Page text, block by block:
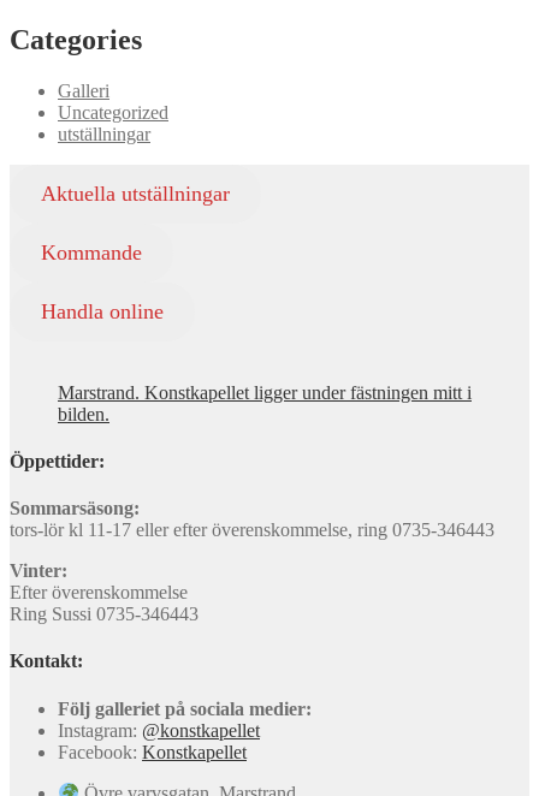
Categories
Galleri
Uncategorized
utställningar
Aktuella utställningar
Kommande
Handla online
Marstrand. Konstkapellet ligger under fästningen mitt i
bilden.
Öppettider:
Sommarsäsong:
tors-lör kl 11-17 eller efter överenskommelse, ring 0735-346443
Vinter:
Efter överenskommelse
Ring Sussi 0735-346443
Kontakt:
Följ galleriet på sociala medier:
Instagram: @konstkapellet
Facebook: Konstkapellet